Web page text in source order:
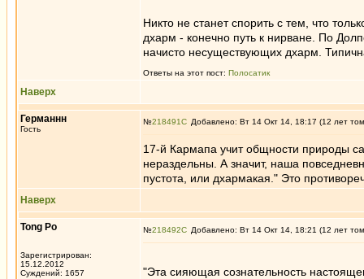
Никто не станет спорить с тем, что
дхарм - конечно путь к нирване. По
начисто несуществующих дхарм.
Ответы на этот пост: Полосатик
Наверх
Германнн
Гость
№218491 Добавлено: Вт 14 Окт 14, 18:17 (12 лет
17-й Кармапа учит общности природы
нераздельны. А значит, наша
пустота, или дхармакая." Это
Наверх
Tong Po
Зарегистрирован:
15.12.2012
Суждений: 1657
№218492 Добавлено: Вт 14 Окт 14, 18:21 (12 лет
"Эта сияющая сознательность